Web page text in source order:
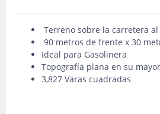
Terreno sobre la carretera
90 metros de frente x 30
Ideal para Gasolinera
Topografía plana en su
3,827 Varas cuadradas